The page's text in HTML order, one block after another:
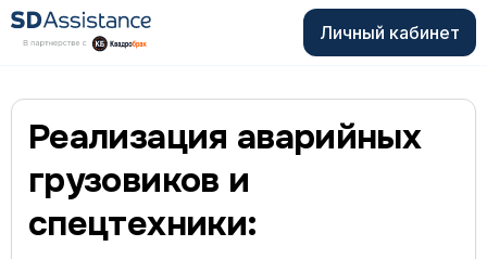
Личный кабинет
Реализация аварийных
грузовиков и
спецтехники: